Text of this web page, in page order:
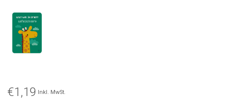
€1,19 Inkl. MwSt.